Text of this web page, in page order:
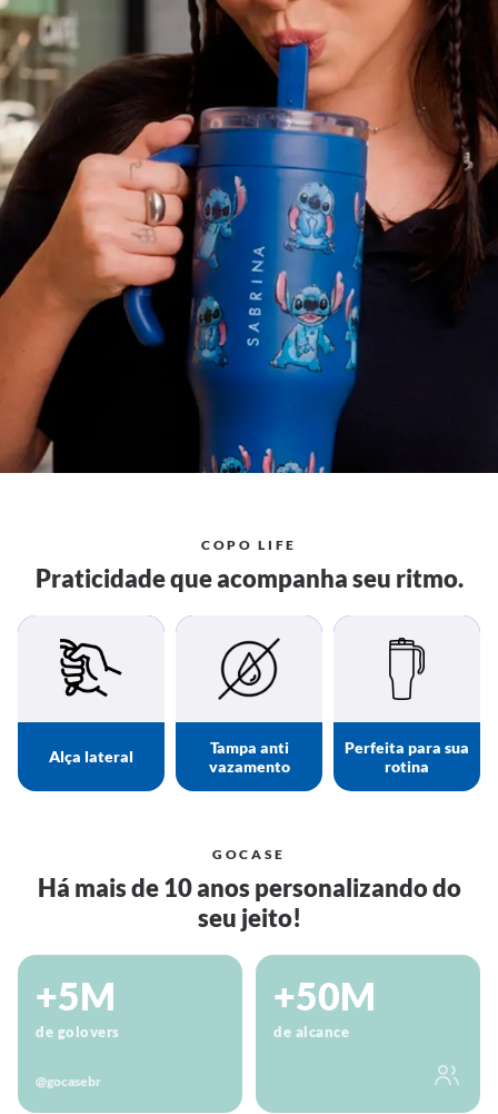
COPO LIFE
Praticidade que acompanha seu ritmo.
Alça lateral
Tampa anti
vazamento
Perfeita para sua
rotina
GOCASE
Há mais de 10 anos personalizando do
seu jeito!
+5M
de golovers
@gocasebr
+50M
de alcance